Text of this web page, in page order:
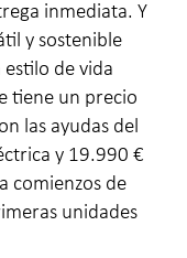
inmediata. Y
y sostenible
de vida
tiene un precio
las ayudas del
y 19.990 €
comienzos de
unidades